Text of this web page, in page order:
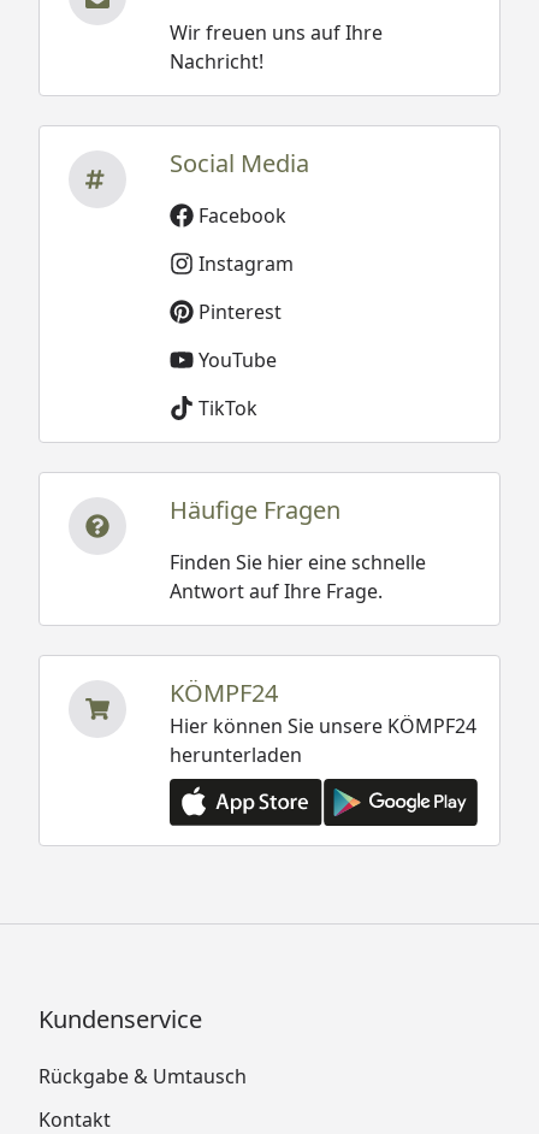
Wir freuen uns auf Ihre
Nachricht!
Social Media
Facebook
Instagram
Pinterest
YouTube
TikTok
Häufige Fragen
Finden Sie hier eine schnelle
Antwort auf Ihre Frage.
KÖMPF24
Hier können Sie unsere KÖMPF24
herunterladen
Kundenservice
Rückgabe & Umtausch
Kontakt